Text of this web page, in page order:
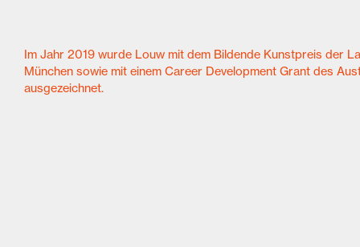
Im Jahr 2019 wurde Louw mit dem Bildende Kunstpreis der
München sowie mit einem Career Development Grant des
ausgezeichnet.